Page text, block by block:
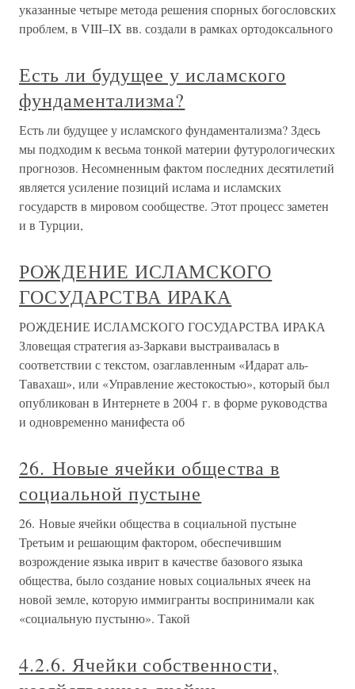
указанные четыре метода решения спорных богословских
проблем, в VIII–IX вв. создали в рамках ортодоксального
Есть ли будущее у исламского
фундаментализма?
Есть ли будущее у исламского фундаментализма? Здесь
мы подходим к весьма тонкой материи футурологических
прогнозов. Несомненным фактом последних десятилетий
является усиление позиций ислама и исламских
государств в мировом сообществе. Этот процесс заметен
и в Турции,
РОЖДЕНИЕ ИСЛАМСКОГО
ГОСУДАРСТВА ИРАКА
РОЖДЕНИЕ ИСЛАМСКОГО ГОСУДАРСТВА ИРАКА
Зловещая стратегия аз-Заркави выстраивалась в
соответствии с текстом, озаглавленным «Идарат аль-
Тавахаш», или «Управление жестокостью», который был
опубликован в Интернете в 2004 г. в форме руководства
и одновременно манифеста об
26. Новые ячейки общества в
социальной пустыне
26. Новые ячейки общества в социальной пустыне
Третьим и решающим фактором, обеспечившим
возрождение языка иврит в качестве базового языка
общества, было создание новых социальных ячеек на
новой земле, которую иммигранты воспринимали как
«социальную пустыню». Такой
4.2.6. Ячейки собственности,